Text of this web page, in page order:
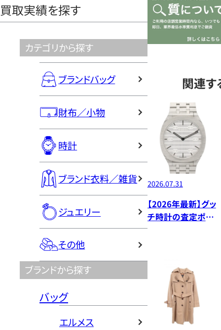
買取実績を探す
カテゴリから探す
ブランドバッグ
財布／小物
時計
ブランド衣料／雑貨
ジュエリー
その他
ブランドから探す
バッグ
エルメス
関連す
2026.07.31
【2026年最新】グッ
チ時計の査定ポイ
ントと買取相場・モ